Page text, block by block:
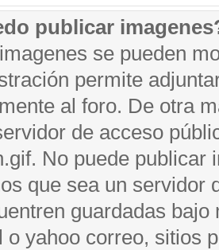
publicar
se pueden
permite
al foro. De otra
de acceso
No puede publicar
que sea un servidor
guardadas
o yahoo correo, sitios